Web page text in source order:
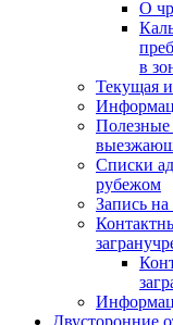
О
в
Текущая
Полезные
Списки
рубежом
Запись
Двусторонние